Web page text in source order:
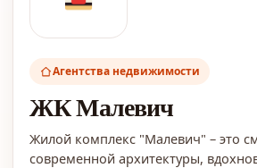
Агентства недвижимости
ЖК Малевич
Жилой комплекс "Малевич" – это
современной архитектуры,